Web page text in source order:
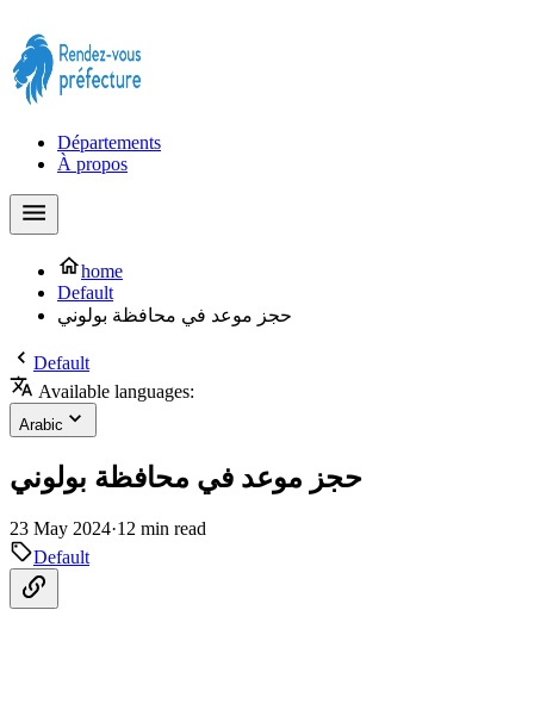
Départements
À propos
home
Default
حجز موعد في محافظة بولوني
Default
Available languages:
Arabic
حجز موعد في محافظة بولوني
23 May 2024·12 min read
Default